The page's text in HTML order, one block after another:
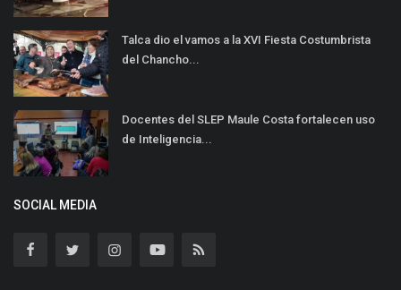
Talca dio el vamos a la XVI Fiesta Costumbrista
del Chancho...
Docentes del SLEP Maule Costa fortalecen uso
de Inteligencia...
SOCIAL MEDIA